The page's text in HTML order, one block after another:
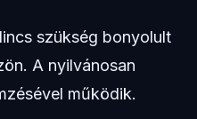
szükség bonyolult
A nyilvánosan
működik.